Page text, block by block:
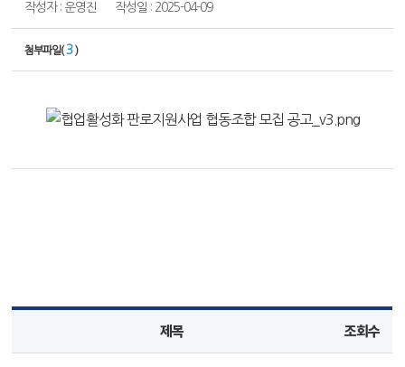
작성자 : 운영진 작성일 : 2025-04-09
첨부파일( 3 )
제목 조회수